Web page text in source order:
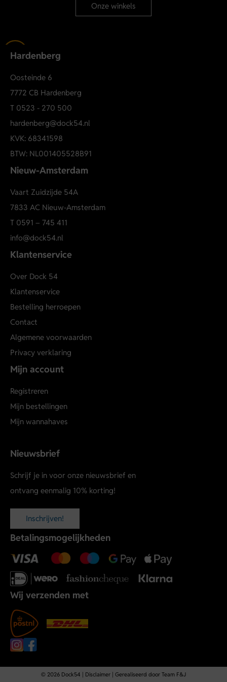
Onze winkels
Hardenberg
Oosteinde 6
7772 CB Hardenberg
T 0523 - 270 500
hardenberg@dock54.nl
KVK: 68341598
BTW: NL001405528B91
Nieuw-Amsterdam
Vaart Zuidzijde 54A
7833 AC Nieuw-Amsterdam
T 0591 – 745 411
info@dock54.nl
Klantenservice
Over Dock 54
Klantenservice
Bestelling herroepen
Contact
Algemene voorwaarden
Privacy verklaring
Mijn account
Registreren
Mijn bestellingen
Mijn wannahaves
Nieuwsbrief
Schrijf je in voor onze nieuwsbrief en
ontvang eenmalig 10% korting!
Inschrijven!
Betalingsmogelijkheden
Wij verzenden met
© 2026 Dock54 | Disclaimer | Gerealiseerd door Team F&J